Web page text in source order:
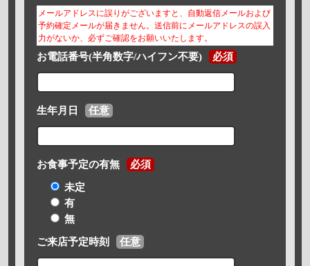
メールアドレスに誤りがございますと、自動返信メールおよび
予約確定メールが届きません。送信前にメールアドレスの誤入
力がないか、必ずご確認をお願いいたします。
お電話番号(半角数字/ハイフン不要) 必須
生年月日 任意
お食事予定の有無 必須
未定
有
無
ご来店予定時刻 任意